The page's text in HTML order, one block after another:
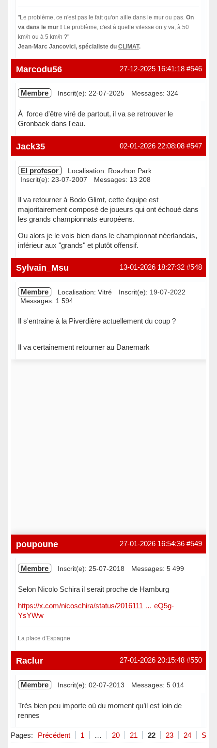
"Le problème, ce n'est pas le fait qu'on aille dans le mur ou pas. On
va dans le mur ! Le problème, c'est à quelle vitesse on y va, à 50
km/h ou à 5 km/h ?"
Jean-Marc Jancovici, spécialiste du CLIMAT.
Hors ligne #546
27-12-2025 16:41:18
Marcodu56
Membre Inscrit(e): 22-07-2025 Messages: 324
À force d'être viré de partout, il va se retrouver le
Gronbaek dans l'eau.
Hors ligne #547
02-01-2026 22:08:08
Jack35
El profesor
Localisation: Roazhon Park
Inscrit(e): 23-07-2007
Messages: 13 208
Il va retourner à Bodo Glimt, cette équipe est
majoritairement composé de joueurs qui ont échoué dans
les grands championnats européens.
Ou alors je le vois bien dans le championnat néerlandais,
inférieur aux "grands" et plutôt offensif.
Hors ligne #548
13-01-2026 18:27:32
Sylvain_Msu
Membre Localisation: Vitré
Inscrit(e): 19-07-2022
Messages: 1 594
Il s'entraine à la Piverdière actuellement du coup ?
Il va certainement retourner au Danemark
#549
27-01-2026 16:54:36
poupoune
Membre Inscrit(e): 25-07-2018 Messages: 5 499
Selon Nicolo Schira il serait proche de Hamburg
https://x.com/nicoschira/status/2016111 … eQ5g-
YsYWw
La place d'Espagne
Hors ligne #550
27-01-2026 20:15:48
Raclur
Membre Inscrit(e): 02-07-2013 Messages: 5 014
Très bien peu importe où du moment qu’il est loin de
rennes
Hors ligne
Pages: Précédent 1 … 20 21 22 23 24